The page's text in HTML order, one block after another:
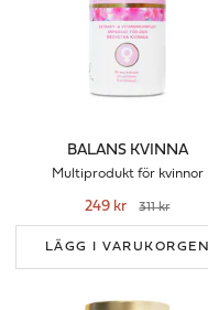
BALANS KVINNA
Multiprodukt för kvinnor
249 kr 311 kr
LÄGG I VARUKORGEN